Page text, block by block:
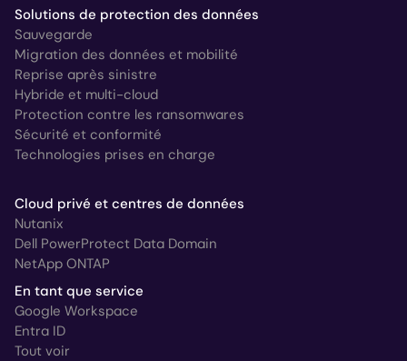
Solutions de protection des données
Sauvegarde
Migration des données et mobilité
Reprise après sinistre
Hybride et multi-cloud
Protection contre les ransomwares
Sécurité et conformité
Technologies prises en charge
Cloud privé et centres de données
Nutanix
Dell PowerProtect Data Domain
NetApp ONTAP
En tant que service
Google Workspace
Entra ID
Tout voir